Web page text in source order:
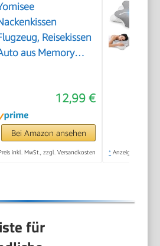
Reisekissen
aus Memory
Nackenhörnchen
für
Reisen, Camping,
Büro und Haus (Rosa)
12,99 €
Bei Amazon ansehen
inkl. MwSt., zzgl. Versandkosten * Anzeige
für